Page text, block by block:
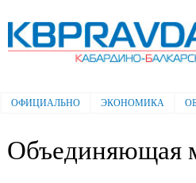
Электронная газета "Кабардино-
Балкарская правда"
Главное меню
ОФИЦИАЛЬНО ЭКОНОМИКА
Объединяющая